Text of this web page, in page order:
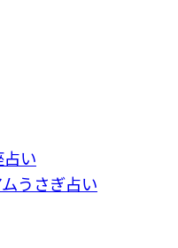
い
うさぎ占い